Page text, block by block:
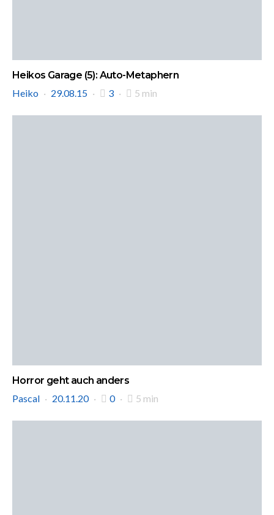
Heikos Garage (5): Auto-Metaphern
Heiko
29.08.15 3 5 min
Horror geht auch anders
Pascal
20.11.20 0 5 min